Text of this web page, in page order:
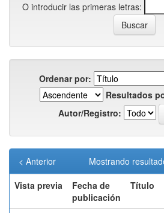
O introducir las primeras letras:
Ordenar por:
Resultados
Autor/Registro:
Mostrando
< Anterior
Vista previa
Fecha de
publicación
Título